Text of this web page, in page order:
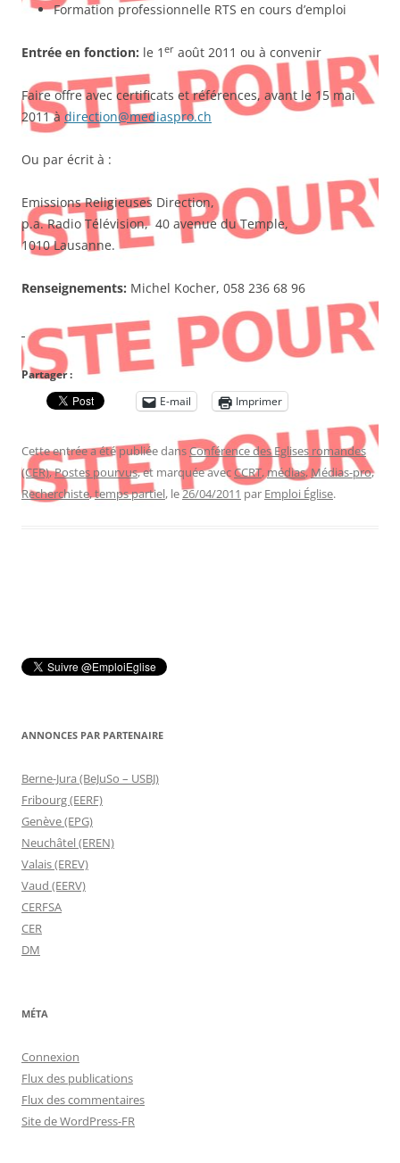
Formation professionnelle RTS en cours d’emploi
Entrée en fonction: le 1 er août 2011 ou à convenir
Faire offre avec certificats et références, avant le 15 mai
2011 à direction@mediaspro.ch
Ou par écrit à :
Emissions Religieuses Direction,
p.a. Radio Télévision, 40 avenue du Temple,
1010 Lausanne.
Renseignements: Michel Kocher, 058 236 68 96
Partager :
E-mail
Imprimer
Cette entrée a été publiée dansConférence des Eglises romandes
(CER),Postes pourvus, et marquée avecCCRT,médias,Médias-pro,
Recherchiste,temps partiel, le26/04/2011 par Emploi Église.
ANNONCES PAR PARTENAIRE
Berne-Jura (BeJuSo – USBJ)
Fribourg (EERF)
Genève (EPG)
Neuchâtel (EREN)
Valais (EREV)
Vaud (EERV)
CERFSA
CER
DM
MÉTA
Connexion
Flux des publications
Flux des commentaires
Site de WordPress-FR